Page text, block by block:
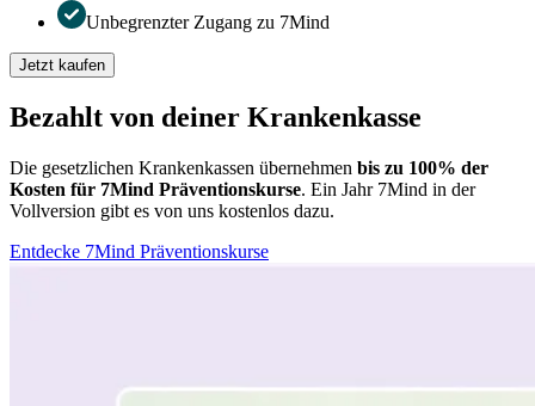
Unbegrenzter Zugang zu 7Mind
Jetzt kaufen
Bezahlt von deiner Krankenkasse
Die gesetzlichen Krankenkassen übernehmen bis zu 100% der
Kosten für 7Mind Präventionskurse. Ein Jahr 7Mind in der
Vollversion gibt es von uns kostenlos dazu.
Entdecke 7Mind Präventionskurse